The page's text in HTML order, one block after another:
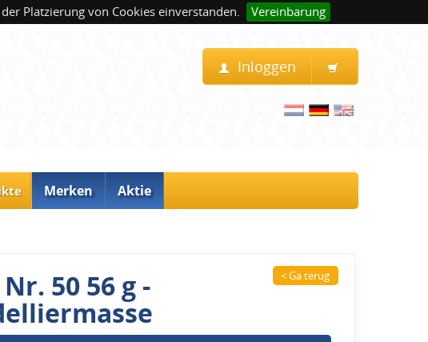
Platzierung von Cookies einverstanden. Vereinbarung
Inloggen
Merken Aktie
50 56 g - < Ga terug